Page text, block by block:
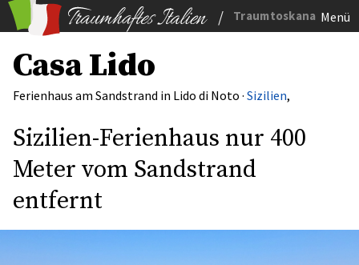
/ Traumtoskana Menü
Casa Lido
Ferienhaus am Sandstrand in Lido di Noto · Sizilien,
Sizilien-Ferienhaus nur 400
Meter vom Sandstrand
entfernt